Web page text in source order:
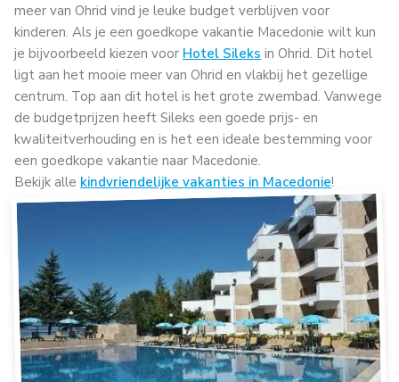
meer van Ohrid vind je leuke budget verblijven voor
kinderen. Als je een goedkope vakantie Macedonie wilt kun
je bijvoorbeeld kiezen voor Hotel Sileks in Ohrid. Dit hotel
ligt aan het mooie meer van Ohrid en vlakbij het gezellige
centrum. Top aan dit hotel is het grote zwembad. Vanwege
de budgetprijzen heeft Sileks een goede prijs- en
kwaliteitverhouding en is het een ideale bestemming voor
een goedkope vakantie naar Macedonie.
Bekijk alle kindvriendelijke vakanties in Macedonie!